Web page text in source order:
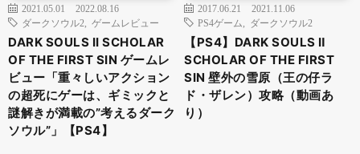
2021.05.01
2022.08.16
ダークソウル2
ゲームレビュー
DARK SOULS II SCHOLAR
OF THE FIRST SIN ゲームレ
ビュー「重々しいアクション
の超死にゲーは、ギミックと
謎解きが満載の”考えるダーク
ソウル”」【PS4】
2017.06.21
2021.11.06
PS4ゲーム
ダークソウル2
【PS4】DARK SOULS Ⅱ
SCHOLAR OF THE FIRST
SIN 壁外の雪原（王の仔ラ
ド・ザレン）攻略（動画あ
り）